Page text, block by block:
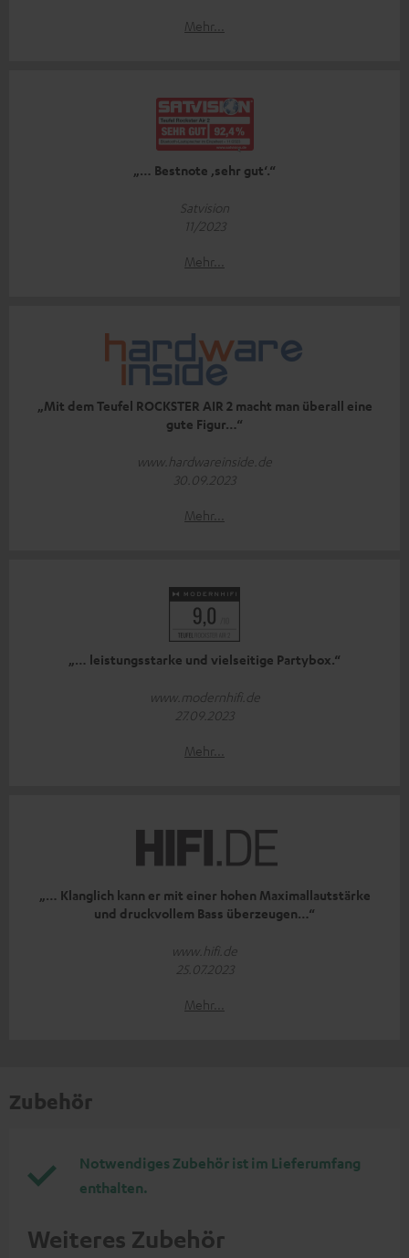
Mehr...
„… Bestnote ‚sehr gut‘.“
Satvision
11/2023
Mehr...
„Mit dem Teufel ROCKSTER AIR 2 macht man überall eine
gute Figur…“
www.hardwareinside.de
30.09.2023
Mehr...
„… leistungsstarke und vielseitige Partybox.“
www.modernhifi.de
27.09.2023
Mehr...
„… Klanglich kann er mit einer hohen Maximallautstärke
und druckvollem Bass überzeugen…“
www.hifi.de
25.07.2023
Mehr...
Zubehör
Notwendiges Zubehör ist im Lieferumfang
enthalten.
Weiteres Zubehör